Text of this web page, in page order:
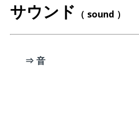
サウンド （ sound ）
⇒ 音